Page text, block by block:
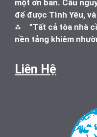
một ơn ban. Cầu
để được Tình Yêu,
⁂ ”Tất cả tòa nhà
nền tảng khiêm
Liên Hệ